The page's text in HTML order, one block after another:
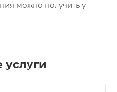
можно получить у
услуги